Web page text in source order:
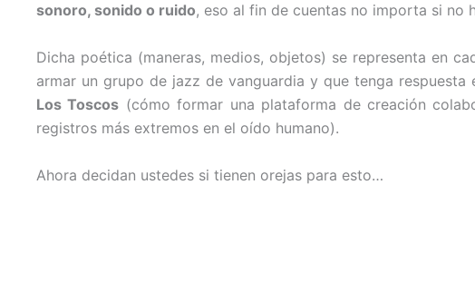
sonoro, sonido o ruido, eso al fin de cuentas no importa si no
Dicha poética (maneras, medios, objetos) se representa en
armar un grupo de jazz de vanguardia y que tenga respuesta
Los Toscos (cómo formar una plataforma de creación
registros más extremos en el oído humano).
Ahora decidan ustedes si tienen orejas para esto…